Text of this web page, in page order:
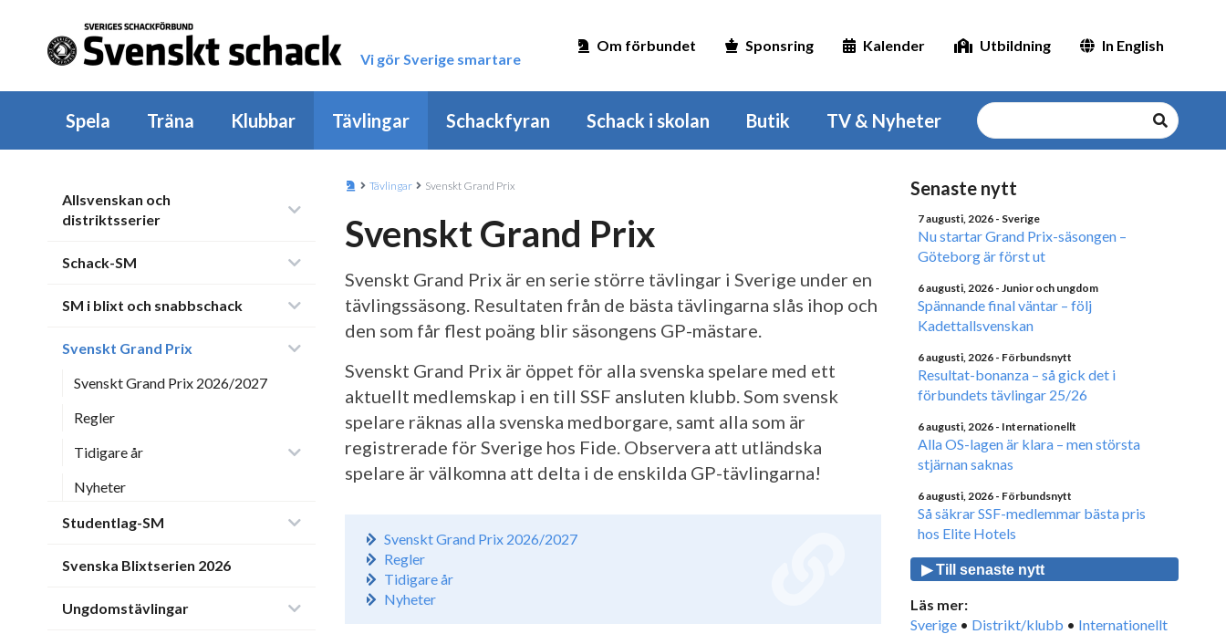
Vi gör Sverige smartare
Om förbundet Sponsring Kalender Utbildning In English
Spela Träna Klubbar Tävlingar Schackfyran Schack i skolan Butik TV & Nyheter
Allsvenskan och
distriktsserier
Schack-SM
SM i blixt och snabbschack
Svenskt Grand Prix
Svenskt Grand Prix 2026/2027
Regler
Tidigare år
Nyheter
Studentlag-SM
Svenska Blixtserien 2026
Ungdomstävlingar
Tävlingar Svenskt Grand Prix
Svenskt Grand Prix
Svenskt Grand Prix är en serie större tävlingar i Sverige under en
tävlingssäsong. Resultaten från de bästa tävlingarna slås ihop och
den som får flest poäng blir säsongens GP-mästare.
Svenskt Grand Prix är öppet för alla svenska spelare med ett
aktuellt medlemskap i en till SSF ansluten klubb. Som svensk
spelare räknas alla svenska medborgare, samt alla som är
registrerade för Sverige hos Fide. Observera att utländska
spelare är välkomna att delta i de enskilda GP-tävlingarna!
Svenskt Grand Prix 2026/2027
Regler
Tidigare år
Nyheter
Senaste nytt
7 augusti, 2026 - Sverige
Nu startar Grand Prix-säsongen –
Göteborg är först ut
6 augusti, 2026 - Junior och ungdom
Spännande final väntar – följ
Kadettallsvenskan
6 augusti, 2026 - Förbundsnytt
Resultat-bonanza – så gick det i
förbundets tävlingar 25/26
6 augusti, 2026 - Internationellt
Alla OS-lagen är klara – men största
stjärnan saknas
6 augusti, 2026 - Förbundsnytt
Så säkrar SSF-medlemmar bästa pris
hos Elite Hotels
▶ Till senaste nytt
Läs mer:
Sverige • Distrikt/klubb • Internationellt